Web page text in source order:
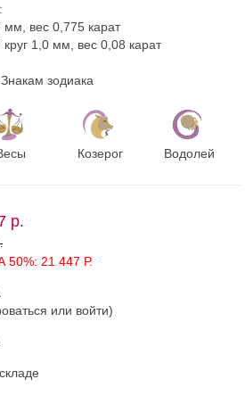
вес 0,775 карат
1,0 мм, вес 0,08 карат
зодиака
Козерог Водолей
р.
50%: 21 447 Р.
или войти)